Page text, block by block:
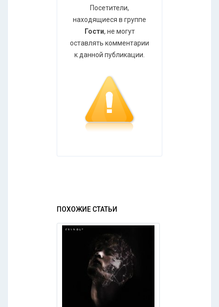
Посетители,
находящиеся в группе
Гости, не могут
оставлять комментарии
к данной публикации.
ПОХОЖИЕ СТАТЬИ